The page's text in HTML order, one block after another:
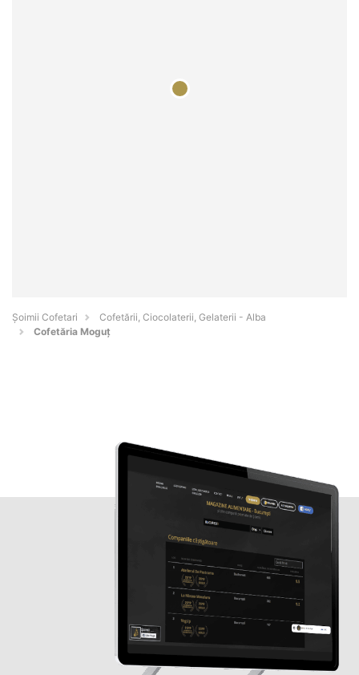
Șoimii Cofetari
Cofetării, Ciocolaterii, Gelaterii - Alba
Cofetăria Moguţ